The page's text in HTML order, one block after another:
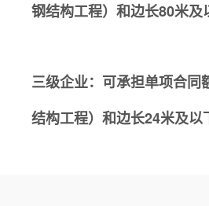
钢结构工程）和边长80米及
三级企业：可承担单项合
结构工程）和边长24米及以